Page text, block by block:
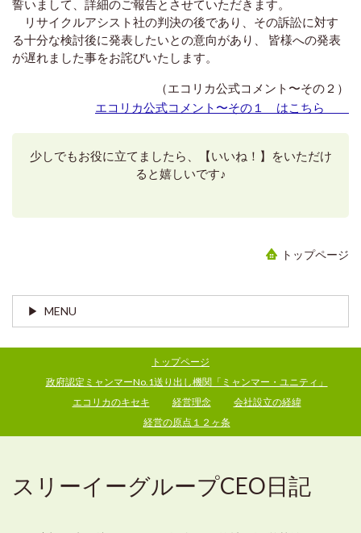
誓いまして、詳細のご報告とさせていただきます。
リサイクルアシスト社の判決の後であり、その訴訟に対す
る十分な検討後に発表したいとの意向があり、 皆様への発表
が遅れました事をお詫びいたします。
（エコリカ公式コメント〜その２）
エコリカ公式コメント〜その１ はこちら
少しでもお役に立てましたら、【いいね！】をいただけ
ると嬉しいです♪
トップページ
MENU
トップページ
政府認定ミャンマーNo.1送り出し機関「ミャンマー・ユニティ」
エコリカのキセキ
経営理念
会社設立の経緯
経営の原点１２ヶ条
スリーイーグループCEO日記